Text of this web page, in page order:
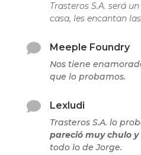
Trasteros S.A. será
casa, les encantan
 Meeple Foundry
Nos tiene
que lo probamos.
 Lexludi
Trasteros S.A. lo
pareció muy chulo
todo lo de Jorge.